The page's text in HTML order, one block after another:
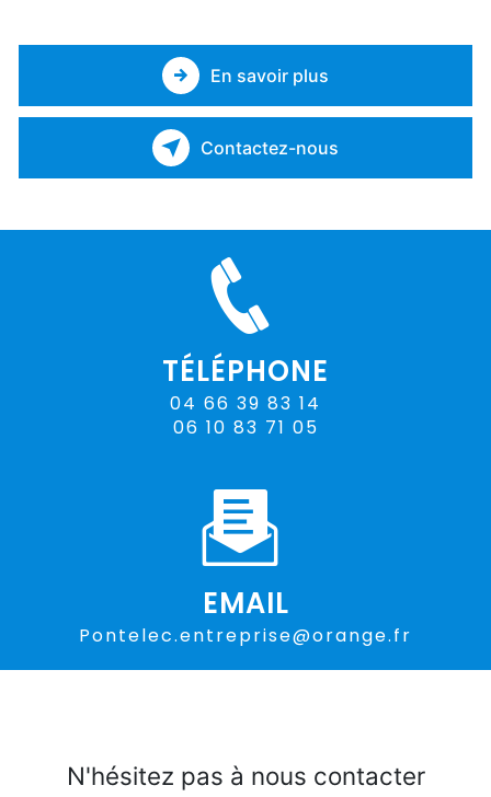
En savoir plus
Contactez-nous
TÉLÉPHONE
04 66 39 83 14
06 10 83 71 05
EMAIL
pontelec.entreprise@orange.fr
N'hésitez pas à nous contacter